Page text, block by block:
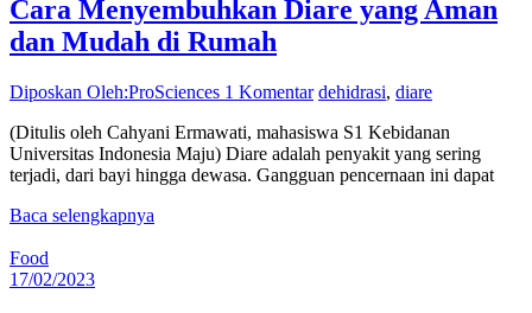
Cara Menyembuhkan Diare yang Aman
dan Mudah di Rumah
Diposkan Oleh:ProSciences 1 Komentar dehidrasi, diare
(Ditulis oleh Cahyani Ermawati, mahasiswa S1 Kebidanan
Universitas Indonesia Maju) Diare adalah penyakit yang sering
terjadi, dari bayi hingga dewasa. Gangguan pencernaan ini dapat
Baca selengkapnya
Food
17/02/2023